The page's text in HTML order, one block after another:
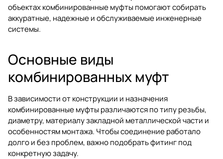
объектах комбинированные муфты помогают собирать
аккуратные, надежные и обслуживаемые инженерные
системы.
Основные виды
комбинированных муфт
В зависимости от конструкции и назначения
комбинированные муфты различаются по типу резьбы,
диаметру, материалу закладной металлической части и
особенностям монтажа. Чтобы соединение работало
долго и без проблем, важно подобрать фитинг под
конкретную задачу.